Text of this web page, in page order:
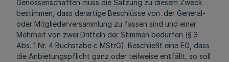
Genossenschaften muss die Satzung zu diesem Zweck
bestimmen, dass derartige Beschlüsse von .der General-
oder Mitgliederversammlung zu fassen sind und einer
Mehrheit von zwei Dritteln der Stimmen bedürfen (§ 3
Abs. 1 Nr. 4 Buchstabe c MStrG). Beschließt eine EG, dass
die Anbietungspflicht ganz oder teilweise entfällt, so soll